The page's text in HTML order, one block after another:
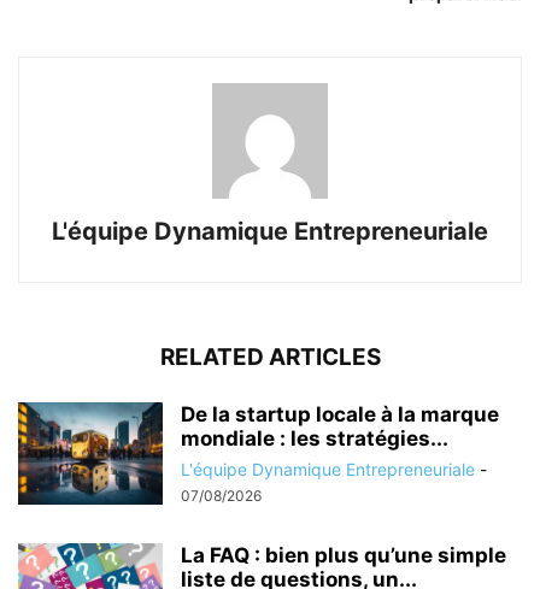
L'équipe Dynamique Entrepreneuriale
RELATED ARTICLES
De la startup locale à la marque
mondiale : les stratégies...
L'équipe Dynamique Entrepreneuriale -
07/08/2026
La FAQ : bien plus qu’une simple
liste de questions, un...